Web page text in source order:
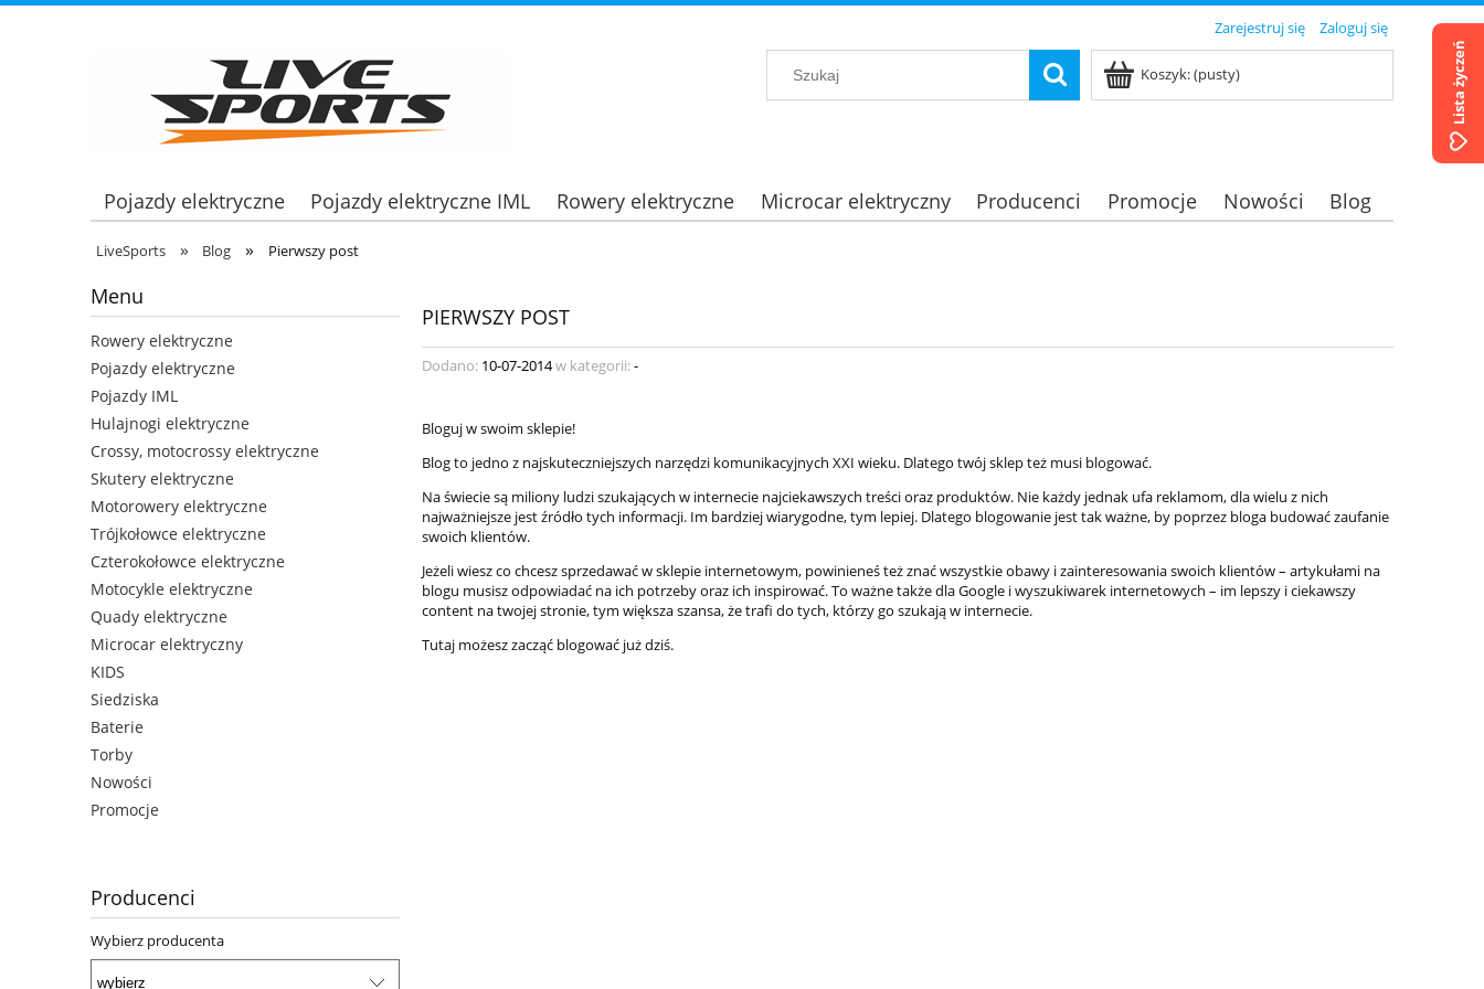
Zarejestruj się Zaloguj się
Koszyk:(pusty)
Pojazdy elektryczne Pojazdy elektryczne IML Rowery elektryczne Microcar elektryczny Producenci Promocje Nowości Blog
LiveSports » Blog » Pierwszy post
Menu
Rowery elektryczne
Pojazdy elektryczne
Pojazdy IML
Hulajnogi elektryczne
Crossy, motocrossy elektryczne
Skutery elektryczne
Motorowery elektryczne
Trójkołowce elektryczne
Czterokołowce elektryczne
Motocykle elektryczne
Quady elektryczne
Microcar elektryczny
KIDS
Siedziska
Baterie
Torby
Nowości
Promocje
Producenci
Wybierz producenta
PIERWSZY POST
Dodano: 10-07-2014w kategorii:-
Bloguj w swoim sklepie!
Blog to jedno z najskuteczniejszych narzędzi komunikacyjnych XXI wieku. Dlatego twój sklep też musi blogować.
Na świecie są miliony ludzi szukających w internecie najciekawszych treści oraz produktów. Nie każdy jednak ufa reklamom, dla wielu z nich
najważniejsze jest źródło tych informacji. Im bardziej wiarygodne, tym lepiej. Dlatego blogowanie jest tak ważne, by poprzez bloga budować zaufanie
swoich klientów.
Jeżeli wiesz co chcesz sprzedawać w sklepie internetowym, powinieneś też znać wszystkie obawy i zainteresowania swoich klientów – artykułami na
blogu musisz odpowiadać na ich potrzeby oraz ich inspirować. To ważne także dla Google i wyszukiwarek internetowych – im lepszy i ciekawszy
content na twojej stronie, tym większa szansa, że trafi do tych, którzy go szukają w internecie.
Tutaj możesz zacząć blogować już dziś.
Lista życzeń